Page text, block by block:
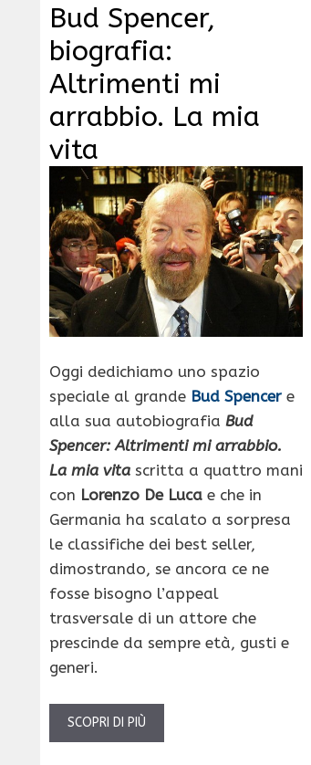
Bud Spencer,
biografia:
Altrimenti mi
arrabbio. La mia
vita
Oggi dedichiamo uno spazio
speciale al grande Bud Spencer e
alla sua autobiografia Bud
Spencer: Altrimenti mi arrabbio.
La mia vita scritta a quattro mani
con Lorenzo De Luca e che in
Germania ha scalato a sorpresa
le classifiche dei best seller,
dimostrando, se ancora ce ne
fosse bisogno l’appeal
trasversale di un attore che
prescinde da sempre età, gusti e
generi.
SCOPRI DI PIÙ